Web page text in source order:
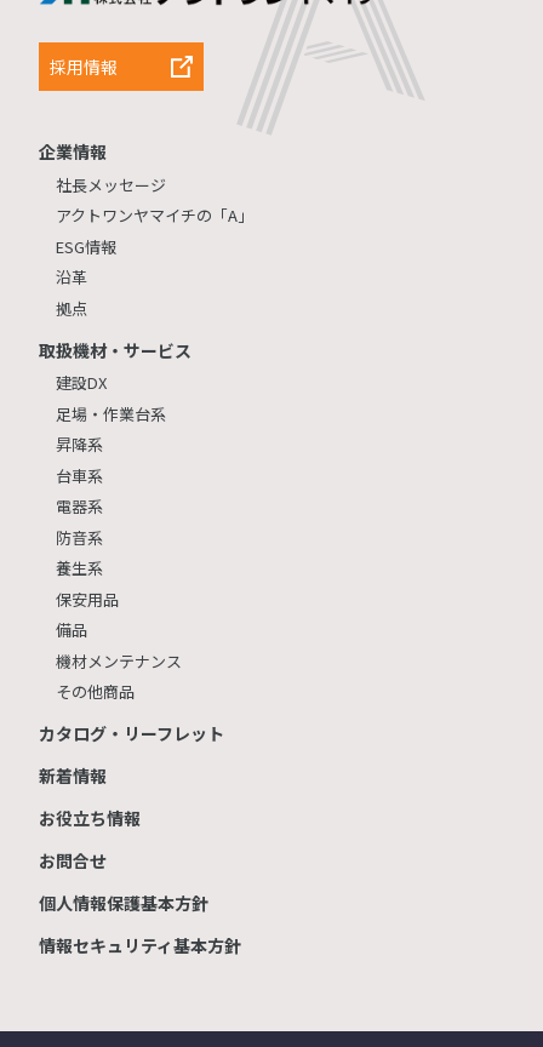
採用情報
企業情報
社長メッセージ
アクトワンヤマイチの「A」
ESG情報
沿革
拠点
取扱機材・サービス
建設DX
足場・作業台系
昇降系
台車系
電器系
防音系
養生系
保安用品
備品
機材メンテナンス
その他商品
カタログ・リーフレット
新着情報
お役立ち情報
お問合せ
個人情報保護基本方針
情報セキュリティ基本方針